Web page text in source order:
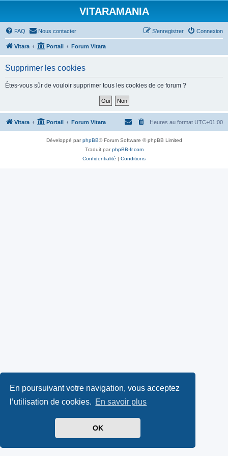
En poursuivant votre navigation, vous acceptez
l’utilisation de cookies. En savoir plus
OK
VITARAMANIA
FAQ Nous contacter Connexion
S’enregistrer
Vitara Portail Forum Vitara
Supprimer les cookies
Êtes-vous sûr de vouloir supprimer tous les cookies de ce forum ?
Vitara Portail Forum Vitara Heures au format UTC+01:00
Développé parphpBB® Forum Software © phpBB Limited
Traduit parphpBB-fr.com
Confidentialité | Conditions